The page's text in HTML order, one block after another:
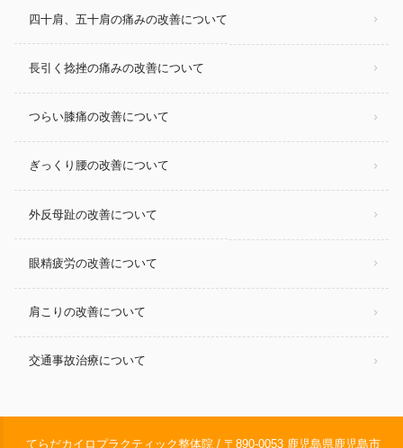
四十肩、五十肩の痛みの改善について
長引く捻挫の痛みの改善について
つらい膝痛の改善について
ぎっくり腰の改善について
外反母趾の改善について
眼精疲労の改善について
肩こりの改善について
交通事故治療について
てらだカイロプラクティック整体院 / 〒890-0053 鹿児島県鹿児島市